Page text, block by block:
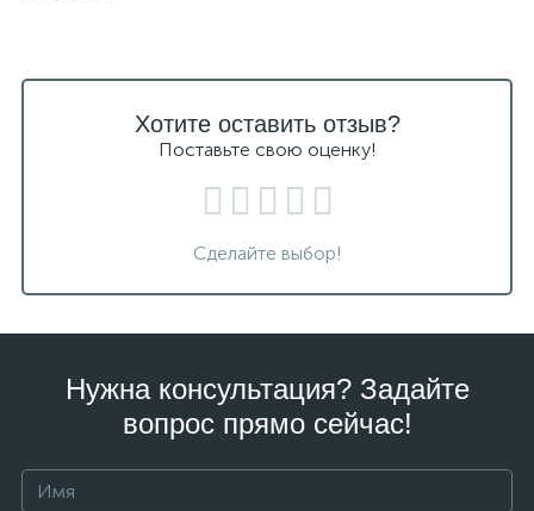
Хотите оставить отзыв?
Поставьте свою оценку!
Сделайте выбор!
Нужна консультация? Задайте
вопрос прямо сейчас!